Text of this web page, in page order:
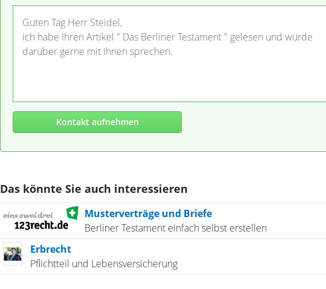
Guten Tag Herr Steidel,
ich habe Ihren Artikel " Das Berliner Testament " gelesen und würde
darüber gerne mit Ihnen sprechen.
Kontakt aufnehmen
Das könnte Sie auch interessieren
Musterverträge und Briefe
Berliner Testament einfach selbst erstellen
Erbrecht
Pflichtteil und Lebensversicherung